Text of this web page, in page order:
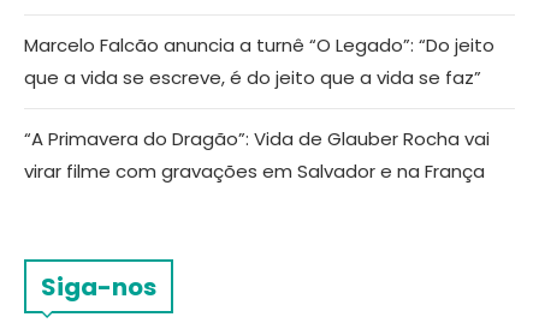
Marcelo Falcão anuncia a turnê “O Legado”: “Do jeito
que a vida se escreve, é do jeito que a vida se faz”
“A Primavera do Dragão”: Vida de Glauber Rocha vai
virar filme com gravações em Salvador e na França
Siga-nos